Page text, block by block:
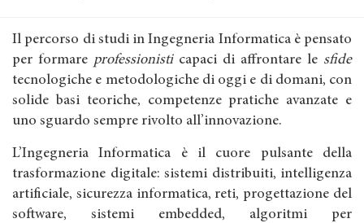
Il percorso di studi in Ingegneria Informatica è pensato
per formare professionisticapaci di affrontare le sfide
tecnologiche e metodologiche di oggi e di domani, con
solide basi teoriche, competenze pratiche avanzate e
uno sguardo sempre rivolto all’innovazione.
L’Ingegneria Informatica è il cuore pulsante della
trasformazione digitale: sistemi distribuiti, intelligenza
artificiale, sicurezza informatica, reti, progettazione del
software, sistemi embedded, algoritmi per